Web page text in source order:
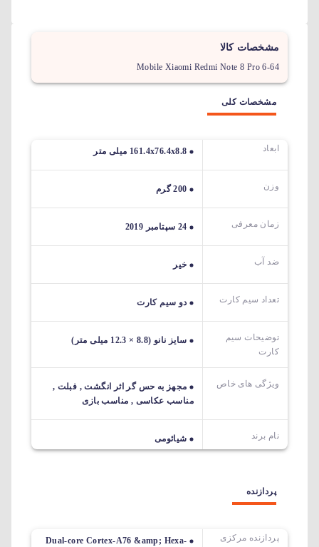
مشخصات کالا
Mobile Xiaomi Redmi Note 8 Pro 6-64
مشخصات کلی
ابعاد 161.4x76.4x8.8 میلی متر
وزن 200 گرم
زمان معرفی 24 سپتامبر 2019
ضد آب خیر
تعداد سیم کارت دو سیم کارت
توضیحات سیم
کارت
سایز نانو (8.8 × 12.3 میلی متر)
ویژگی های خاص
مجهز به حس گر اثر انگشت , فبلت ,
مناسب عکاسی , مناسب بازی
نام برند شیائومی
پردازنده
پردازنده مرکزی
Dual-core Cortex-A76 &amp; Hexa-